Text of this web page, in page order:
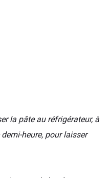
la pâte au réfrigérateur, à
heure, pour laisser